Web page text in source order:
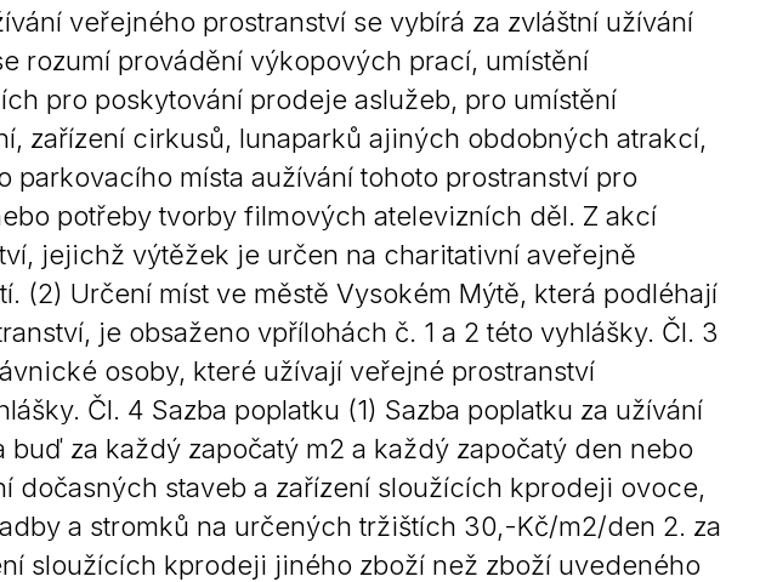
veřejného prostranství se vybírá za zvláštní užívání
rozumí provádění výkopových prací, umístění
pro poskytování prodeje aslužeb, pro umístění
zařízení cirkusů, lunaparků ajiných obdobných atrakcí,
parkovacího místa aužívání tohoto prostranství pro
potřeby tvorby filmových atelevizních děl. Z akcí
jejichž výtěžek je určen na charitativní aveřejně
(2) Určení míst ve městě Vysokém Mýtě, která podléhají
je obsaženo vpřílohách č. 1 a 2 této vyhlášky. Čl. 3
osoby, které užívají veřejné prostranství
Čl. 4 Sazba poplatku (1) Sazba poplatku za užívání
za každý započatý m2 a každý započatý den nebo
dočasných staveb a zařízení sloužících kprodeji ovoce,
a stromků na určených tržištích 30,-Kč/m2/den 2. za
sloužících kprodeji jiného zboží než zboží uvedeného